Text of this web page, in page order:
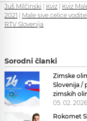
Juš Milčinski Kviz Kviz
2021
Male sive celice
RTV Slovenija
Sorodni članki
Zimske
Slovenija /
zimskih
05. 02. 2026
Rokomet